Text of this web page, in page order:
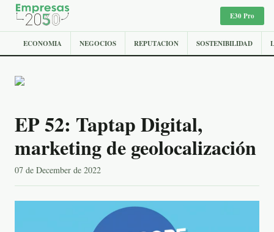
E30 Pro
ECONOMIA NEGOCIOS REPUTACION SOSTENIBILIDAD
EP 52: Taptap Digital,
marketing de geolocalización
07 de December de 2022